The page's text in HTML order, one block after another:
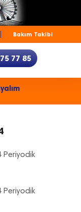
Bakım Takibi
77 85
Periyodik
Periyodik